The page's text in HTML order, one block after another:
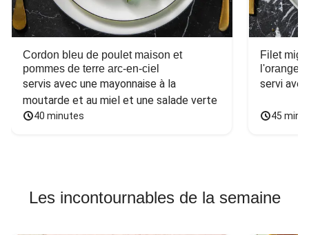
Cordon bleu de poulet maison et
pommes de terre arc-en-ciel
servis avec une mayonnaise à la
moutarde et au miel et une salade verte
40 minutes
Filet
l'orange
servi
45
Les incontournables de la semaine